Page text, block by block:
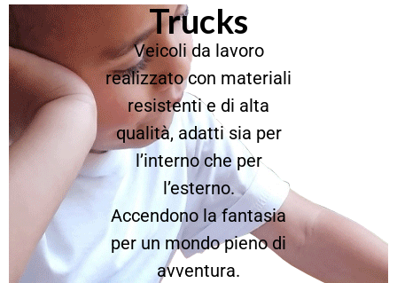
Trucks
Veicoli da lavoro
realizzato con materiali
resistenti e di alta
qualità, adatti sia per
l’interno che per
l’esterno.
Accendono la fantasia
per un mondo pieno di
avventura.